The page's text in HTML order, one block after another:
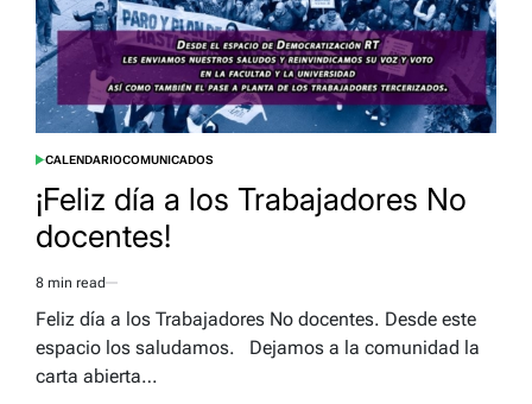
POSTED
CALENDARIOCOMUNICADOS
¡Feliz día a los Trabajadores No
docentes!
Estimated
read
8 min read
Feliz día a los Trabajadores No docentes. Desde este
espacio los saludamos. Dejamos a la comunidad la
carta abierta…